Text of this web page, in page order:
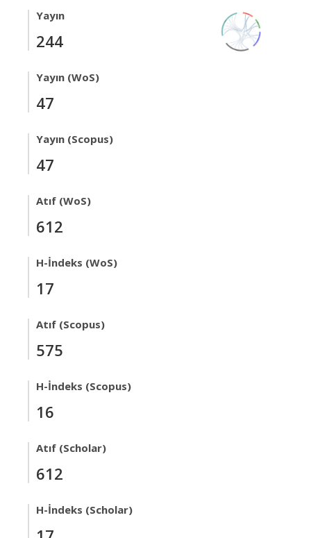
Yayın
244
Yayın (WoS)
47
Yayın (Scopus)
47
Atıf (WoS)
612
H-İndeks (WoS)
17
Atıf (Scopus)
575
H-İndeks (Scopus)
16
Atıf (Scholar)
612
H-İndeks (Scholar)